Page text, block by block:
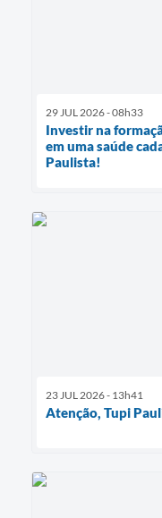
29 JUL 2026 - 08h33
Investir na
em uma saúde
Paulista!
23 JUL 2026 - 13h41
Atenção, Tupi